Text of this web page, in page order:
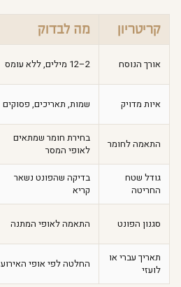
קריטריון מה לבדוק
אורך הנוסח 2–12 מילים, ללא עומס
איות מדויק שמות, תאריכים, פסוקים
התאמה לחומר
בחירת חומר שמתאים
לאופי המסר
גודל שטח
החריטה
בדיקה שהפונט נשאר
קריא
סגנון הפונט התאמה לאופי המתנה
תאריך עברי או
לועזי
החלטה לפי אופי האירוע